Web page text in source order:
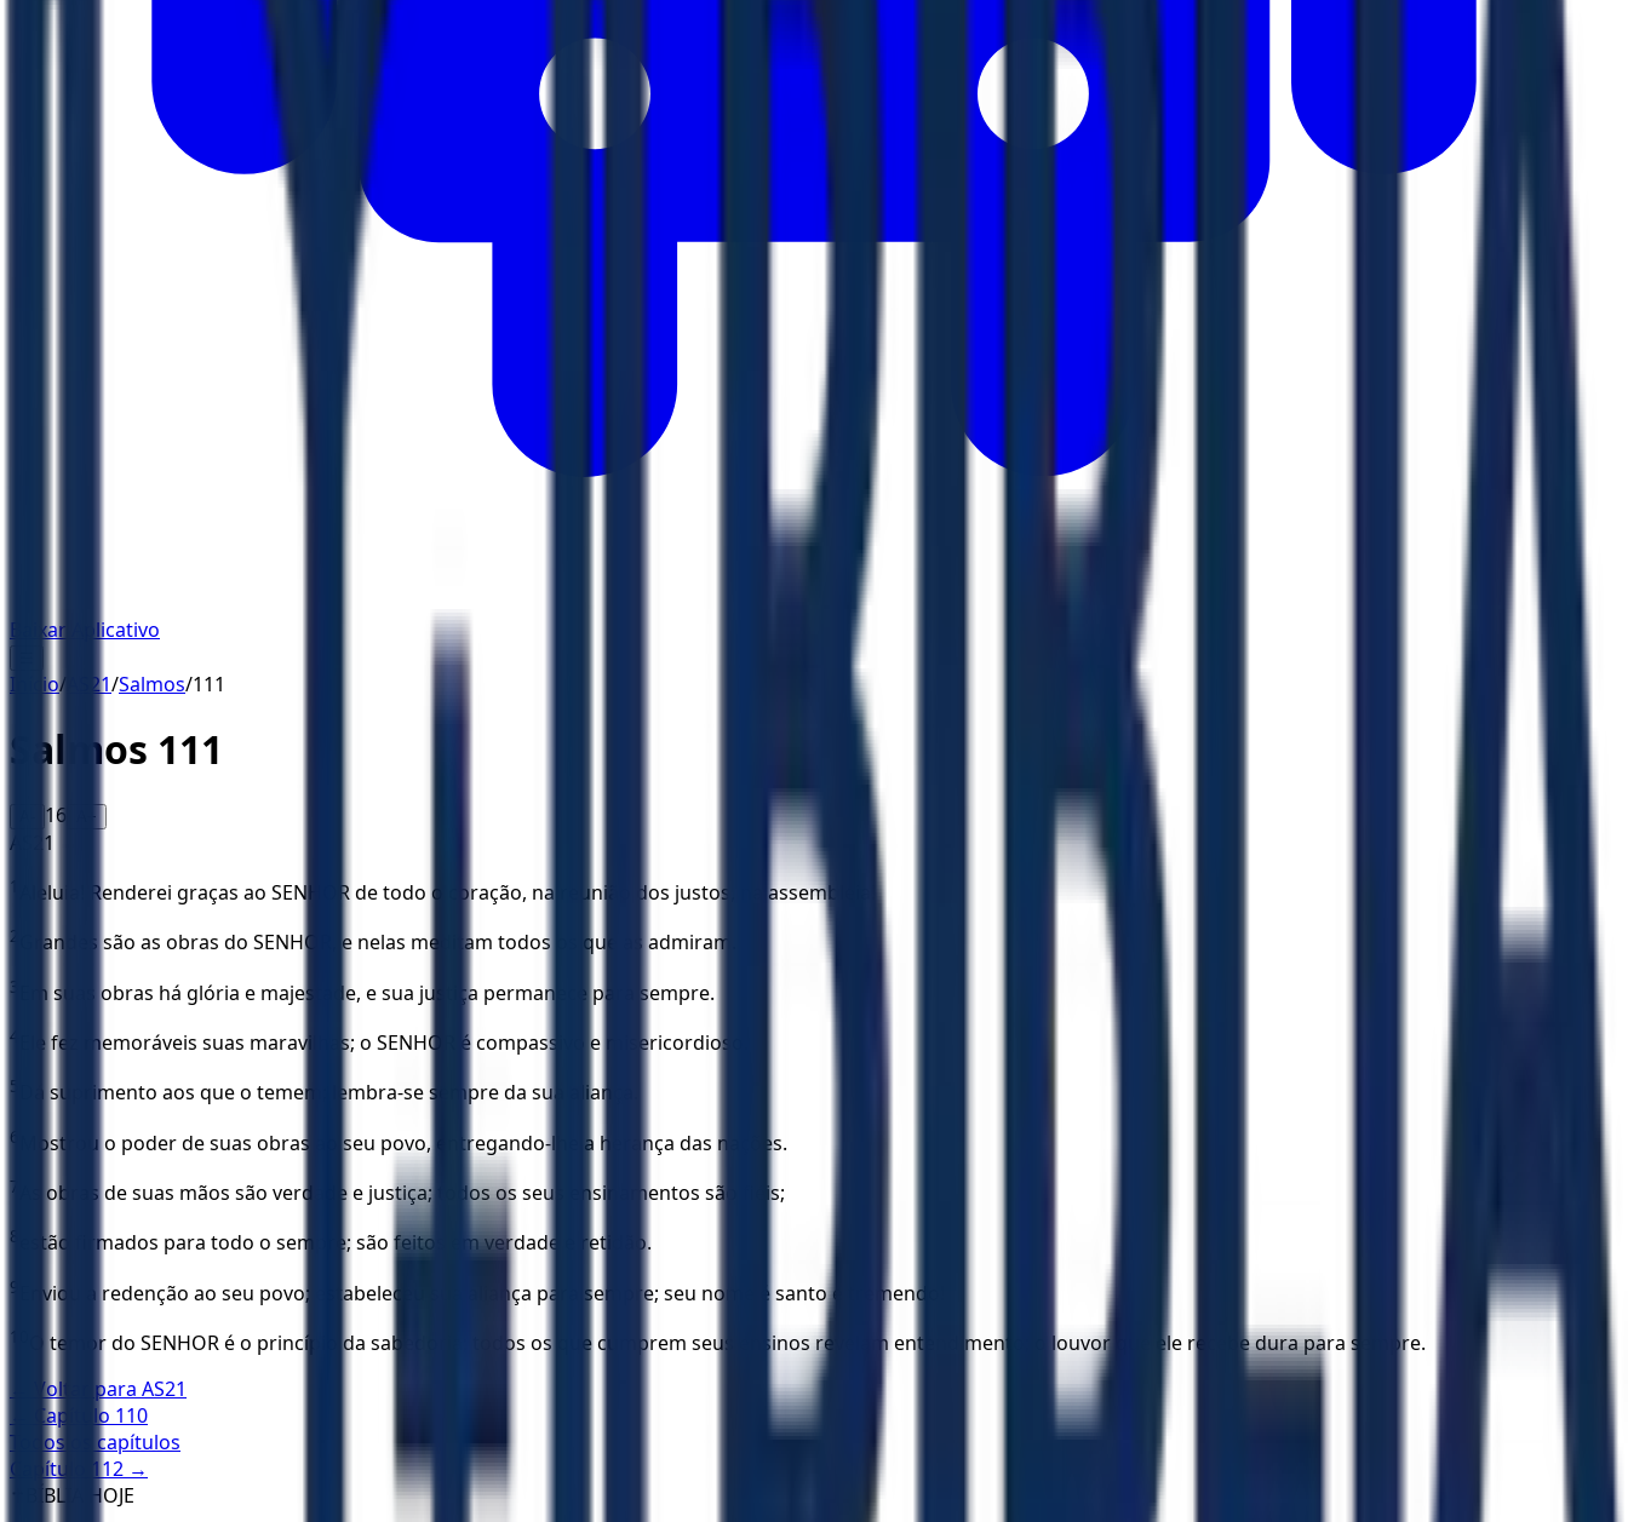
Baixar Aplicativo
Início/ AS21/Salmos/111
Salmos 111
16 A+
AS21
1 Aleluia! Renderei graças ao SENHOR de todo o coração, na reunião dos justos, na assembleia!
2 Grandes são as obras do SENHOR, e nelas meditam todos os que as admiram.
3 Em suas obras há glória e majestade, e sua justiça permanece para sempre.
4 Ele fez memoráveis suas maravilhas; o SENHOR é compassivo e misericordioso.
5 Dá suprimento aos que o temem; lembra-se sempre da sua aliança.
6 Mostrou o poder de suas obras ao seu povo, entregando-lhe a herança das nações.
7 As obras de suas mãos são verdade e justiça; todos os seus ensinamentos são fiéis;
8 estão firmados para todo o sempre; são feitos em verdade e retidão.
9 Enviou a redenção ao seu povo; estabeleceu sua aliança para sempre; seu nome é santo e tremendo!
10
O temor do SENHOR é o princípio da sabedoria; todos os que cumprem seus ensinos revelam entendimento; o louvor que ele recebe dura para sempre.
← Voltar para AS21
← Capítulo 110
Todos os capítulos
Capítulo
112 →
BÍBLIA HOJE